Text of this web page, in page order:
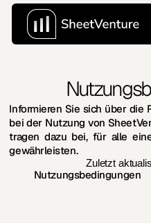
Informieren Sie sich über die
bei der Nutzung von
tragen dazu bei, für alle
gewährleisten.
Zuletzt
Nutzungsbedingungen